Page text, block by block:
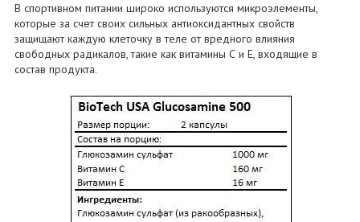
В спортивном питании широко используются микроэлементы,
которые за счет своих сильных антиоксидантных свойств
защищают каждую клеточку в теле от вредного влияния
свободных радикалов, такие как витамины С и Е, входящие в
состав продукта.